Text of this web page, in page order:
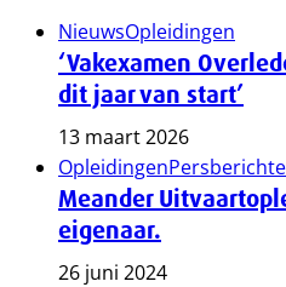
NieuwsOpleidingen
‘Vakexamen
dit jaar van start’
13 maart 2026
Opleidingen
Meander
eigenaar.
26 juni 2024